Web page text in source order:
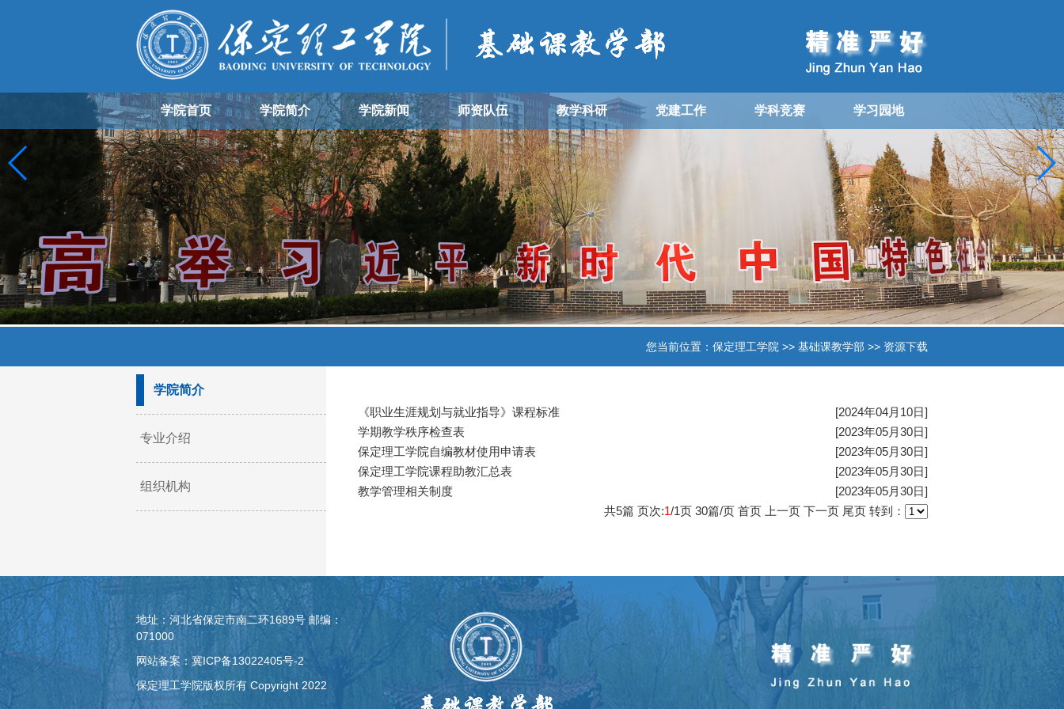
学院首页 学院简介 学院新闻 师资队伍 教学科研 党建工作 学科竞赛 学习园地
您当前位置： 保定理工学院 >> 基础课教学部 >> 资源下载
学院简介
专业介绍
组织机构
《职业生涯规划与就业指导》课程标准
[2024年04月10日]
学期教学秩序检查表
[2023年05月30日]
保定理工学院自编教材使用申请表
[2023年05月30日]
保定理工学院课程助教汇总表
[2023年05月30日]
教学管理相关制度
[2023年05月30日]
共5篇 页次:1/1页 30篇/页 首页 上一页 下一页 尾页 转到：
地址：河北省保定市南二环1689号 邮编：
071000
网站备案：冀ICP备13022405号-2
保定理工学院版权所有 Copyright 2022